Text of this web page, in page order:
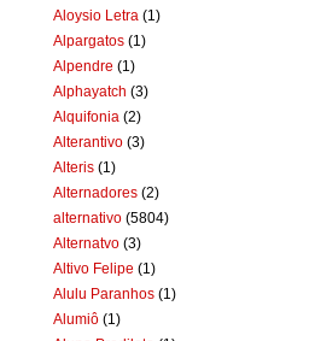
Aloysio Letra (1)
Alpargatos (1)
Alpendre (1)
Alphayatch (3)
Alquifonia (2)
Alterantivo (3)
Alteris (1)
Alternadores (2)
alternativo (5804)
Alternatvo (3)
Altivo Felipe (1)
Alulu Paranhos (1)
Alumiô (1)